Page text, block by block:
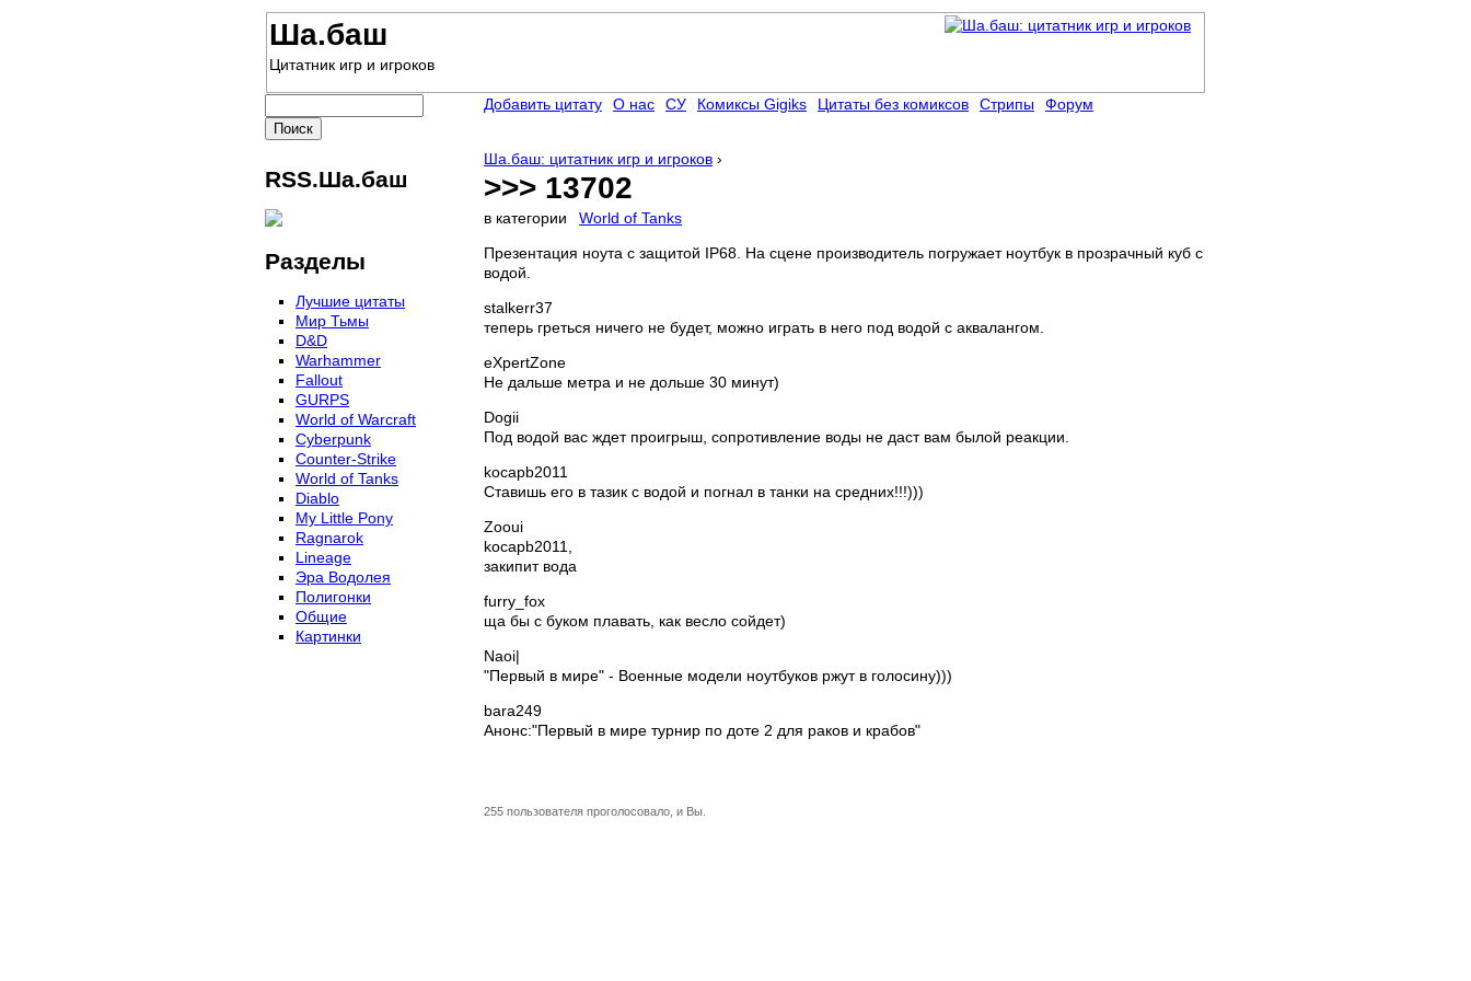
Ша.баш
Цитатник игр и игроков
Ша.баш: цитатник игр и игроков ›
>>> 13702
в категории
World of Tanks
Презентация ноута с защитой IP68. На сцене производитель погружает ноутбук в прозрачный куб с
водой.
stalkerr37
теперь греться ничего не будет, можно играть в него под водой с аквалангом.
eXpertZone
Не дальше метра и не дольше 30 минут)
Dogii
Под водой вас ждет проигрыш, сопротивление воды не даст вам былой реакции.
kocapb2011
Ставишь его в тазик с водой и погнал в танки на средних!!!)))
Zooui
kocapb2011,
закипит вода
furry_fox
ща бы с буком плавать, как весло сойдет)
Naoi|
"Первый в мире" - Военные модели ноутбуков ржут в голосину)))
bara249
Анонс:"Первый в мире турнир по доте 2 для раков и крабов"
255 пользователя проголосовало, и Вы.
Добавить цитату О нас СУ Комиксы Gigiks Цитаты без комиксов Стрипы Форум
RSS.Ша.баш
Разделы
Лучшие цитаты
Мир Тьмы
D&D
Warhammer
Fallout
GURPS
World of Warcraft
Сyberpunk
Counter-Strike
World of Tanks
Diablo
My Little Pony
Ragnarok
Lineage
Эра Водолея
Полигонки
Общие
Картинки